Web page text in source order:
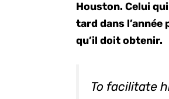
Houston. Celui
tard dans l’année
qu’il doit obtenir.
To facilitate